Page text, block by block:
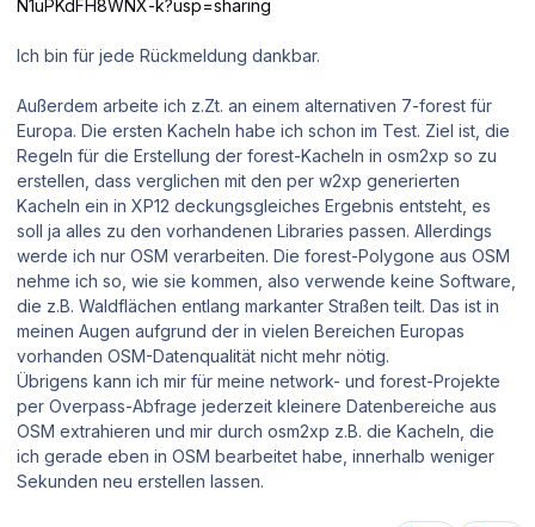
N1uPKdFH8WNX-k?usp=sharing
Ich bin für jede Rückmeldung dankbar.
Außerdem arbeite ich z.Zt. an einem alternativen 7-forest für
Europa. Die ersten Kacheln habe ich schon im Test. Ziel ist, die
Regeln für die Erstellung der forest-Kacheln in osm2xp so zu
erstellen, dass verglichen mit den per w2xp generierten
Kacheln ein in XP12 deckungsgleiches Ergebnis entsteht, es
soll ja alles zu den vorhandenen Libraries passen. Allerdings
werde ich nur OSM verarbeiten. Die forest-Polygone aus OSM
nehme ich so, wie sie kommen, also verwende keine Software,
die z.B. Waldflächen entlang markanter Straßen teilt. Das ist in
meinen Augen aufgrund der in vielen Bereichen Europas
vorhanden OSM-Datenqualität nicht mehr nötig.
Übrigens kann ich mir für meine network- und forest-Projekte
per Overpass-Abfrage jederzeit kleinere Datenbereiche aus
OSM extrahieren und mir durch osm2xp z.B. die Kacheln, die
ich gerade eben in OSM bearbeitet habe, innerhalb weniger
Sekunden neu erstellen lassen.